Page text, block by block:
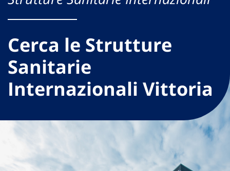
Cerca le Strutture
Sanitarie
Internazionali Vittoria